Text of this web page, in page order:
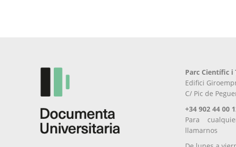
Parc Científic i
Edifici
C/ Pic de
+34 902 44 00
Para
llamarnos